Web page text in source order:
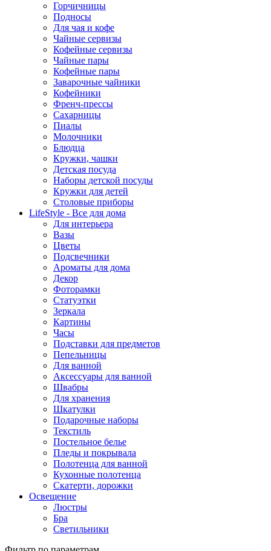
Горчичницы
Подносы
Для чая и кофе
Чайные сервизы
Кофейные сервизы
Чайные пары
Кофейные пары
Заварочные чайники
Кофейники
Френч-прессы
Сахарницы
Пиалы
Молочники
Блюдца
Кружки, чашки
Детская посуда
Наборы детской посуды
Кружки для детей
Столовые приборы
LifeStyle - Все для дома
Для интерьера
Вазы
Цветы
Подсвечники
Ароматы для дома
Декор
Фоторамки
Статуэтки
Зеркала
Картины
Часы
Подставки для предметов
Пепельницы
Для ванной
Аксессуары для ванной
Швабры
Для хранения
Шкатулки
Подарочные наборы
Текстиль
Постельное белье
Пледы и покрывала
Полотенца для ванной
Кухонные полотенца
Скатерти, дорожки
Освещение
Люстры
Бра
Светильники